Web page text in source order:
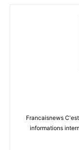
Francaisnews
informations